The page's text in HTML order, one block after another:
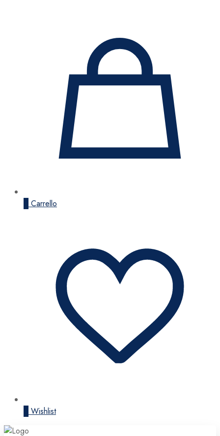
Carrello
Wishlist